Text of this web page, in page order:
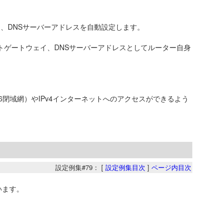
サーバーアドレスを自動設定します。
ートウェイ、DNSサーバーアドレスとしてルーター自身
域網）やIPv4インターネットへのアクセスができるよう
設定例集#79： [ 設定例集目次 ] ページ内目次
す。